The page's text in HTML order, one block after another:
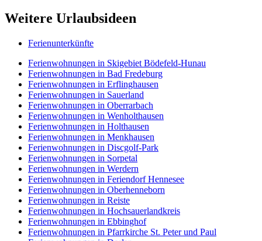
Weitere Urlaubsideen
Ferienunterkünfte
Ferienwohnungen in Skigebiet Bödefeld-Hunau
Ferienwohnungen in Bad Fredeburg
Ferienwohnungen in Erflinghausen
Ferienwohnungen in Sauerland
Ferienwohnungen in Oberrarbach
Ferienwohnungen in Wenholthausen
Ferienwohnungen in Holthausen
Ferienwohnungen in Menkhausen
Ferienwohnungen in Discgolf-Park
Ferienwohnungen in Sorpetal
Ferienwohnungen in Werdern
Ferienwohnungen in Feriendorf Hennesee
Ferienwohnungen in Oberhenneborn
Ferienwohnungen in Reiste
Ferienwohnungen in Hochsauerlandkreis
Ferienwohnungen in Ebbinghof
Ferienwohnungen in Pfarrkirche St. Peter und Paul